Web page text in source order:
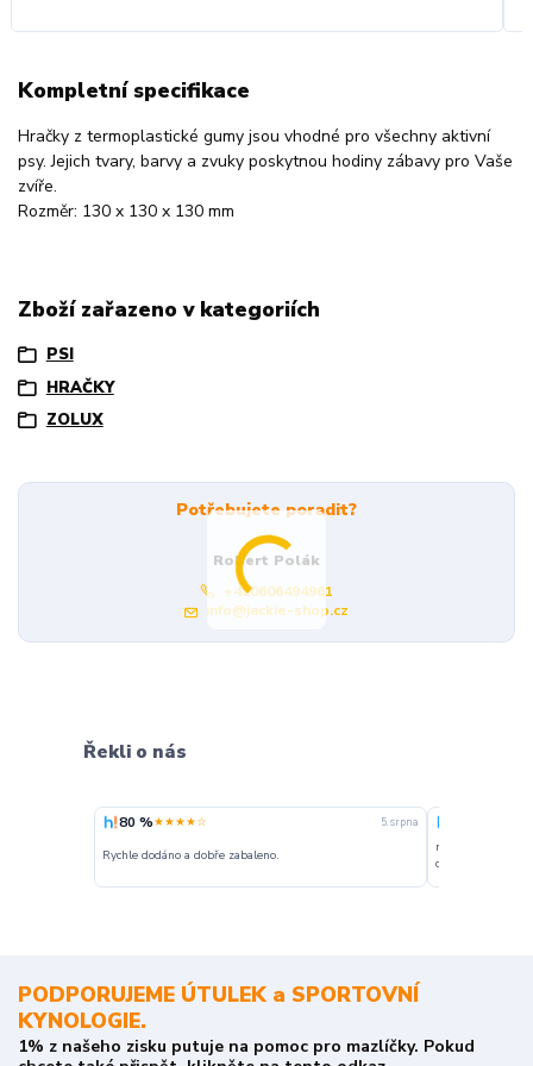
Kompletní specifikace
Hračky z termoplastické gumy jsou vhodné pro všechny aktivní
psy. Jejich tvary, barvy a zvuky poskytnou hodiny zábavy pro Vaše
zvíře.
Rozměr: 130 x 130 x 130 mm
Zboží zařazeno v kategoriích
PSI
HRAČKY
ZOLUX
Potřebujete poradit?
Robert Polák
+420606494961
info@jackie-shop.cz
Řekli o nás
80 %★★★★☆ 5. srpna
Rychle dodáno a dobře zabaleno.
nakupuji
o stavu
PODPORUJEME ÚTULEK a SPORTOVNÍ
KYNOLOGIE.
1% z našeho zisku putuje na pomoc pro mazlíčky. Pokud